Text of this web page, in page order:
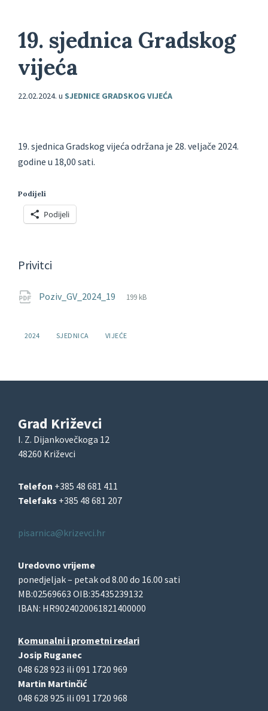
19. sjednica Gradskog
vijeća
22.02.2024. u SJEDNICE GRADSKOG VIJEĆA
19. sjednica Gradskog vijeća održana je 28. veljače 2024.
godine u 18,00 sati.
Podijeli
Podijeli
Privitci
Poziv_GV_2024_19
File
pdf
File
199 kB
Oznake:
2024 SJEDNICA VIJEĆE
Grad Križevci
I. Z. Dijankovečkoga 12
48260 Križevci
Telefon +385 48 681 411
Telefaks +385 48 681 207
pisarnica@krizevci.hr
Uredovno vrijeme
ponedjeljak – petak od 8.00 do 16.00 sati
MB:02569663 OIB:35435239132
IBAN: HR9024020061821400000
Komunalni i prometni redari
Josip Ruganec
048 628 923 ili 091 1720 969
Martin Martinčić
048 628 925 ili 091 1720 968